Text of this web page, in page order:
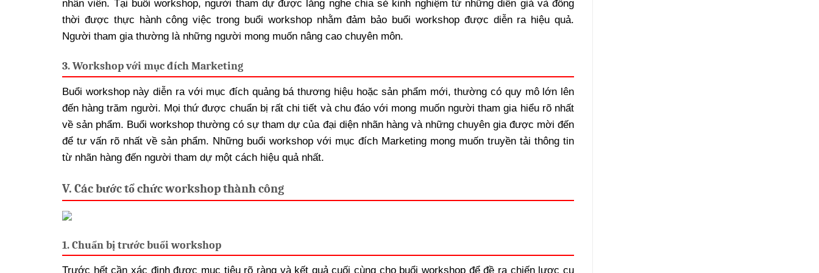
nhân viên. Tại buổi workshop, người tham dự được lắng nghe chia sẻ kinh nghiệm từ những diễn giả và đồng
thời được thực hành công việc trong buổi workshop nhằm đảm bảo buổi workshop được diễn ra hiệu quả.
Người tham gia thường là những người mong muốn nâng cao chuyên môn.
3. Workshop với mục đích Marketing
Buổi workshop này diễn ra với mục đích quảng bá thương hiệu hoặc sản phẩm mới, thường có quy mô lớn lên
đến hàng trăm người. Mọi thứ được chuẩn bị rất chi tiết và chu đáo với mong muốn người tham gia hiểu rõ nhất
về sản phẩm. Buổi workshop thường có sự tham dự của đại diện nhãn hàng và những chuyên gia được mời đến
để tư vấn rõ nhất về sản phẩm. Những buổi workshop với mục đích Marketing mong muốn truyền tải thông tin
từ nhãn hàng đến người tham dự một cách hiệu quả nhất.
V. Các bước tổ chức workshop thành công
1. Chuẩn bị trước buổi workshop
Trước hết cần xác định được mục tiêu rõ ràng và kết quả cuối cùng cho buổi workshop để đề ra chiến lược cụ